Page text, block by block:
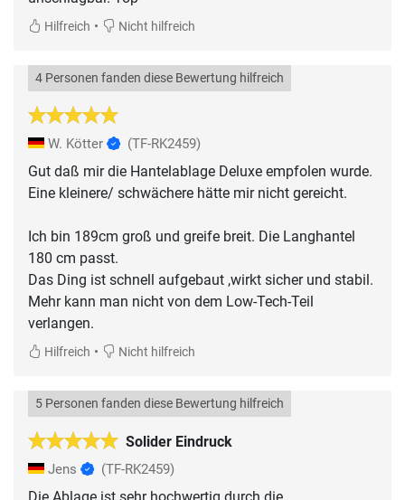
Hilfreich • Nicht hilfreich
4 Personen fanden diese Bewertung hilfreich
W. Kötter (TF-RK2459)
Gut daß mir die Hantelablage Deluxe empfolen wurde.
Eine kleinere/ schwächere hätte mir nicht gereicht.
Ich bin 189cm groß und greife breit. Die Langhantel
180 cm passt.
Das Ding ist schnell aufgebaut ,wirkt sicher und stabil.
Mehr kann man nicht von dem Low-Tech-Teil
verlangen.
Hilfreich • Nicht hilfreich
Solider Eindruck
5 Personen fanden diese Bewertung hilfreich
Jens (TF-RK2459)